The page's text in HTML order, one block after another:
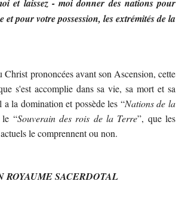
et laissez - moi donner des nations pour
et pour votre possession, les extrémités de la
Christ prononcées avant son Ascension, cette
s'est accomplie dans sa vie, sa mort et sa
la domination et possède les “Nations de la
le “Souverain des rois de la Terre”, que les
le comprennent ou non.
ROYAUME SACERDOTAL